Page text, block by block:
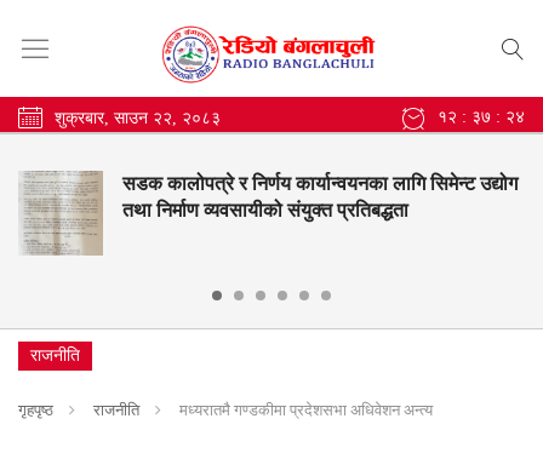
शुक्रबार, साउन २२, २०८३ १२ : ३७ : २५
सडक कालोपत्रे र निर्णय कार्यान्वयनका लागि सिमेन्ट उद्योग
तथा निर्माण व्यवसायीको संयुक्त प्रतिबद्धता
राजनीति
गृहपृष्ठ राजनीति मध्यरातमै गण्डकीमा प्रदेशसभा अधिवेशन अन्त्य